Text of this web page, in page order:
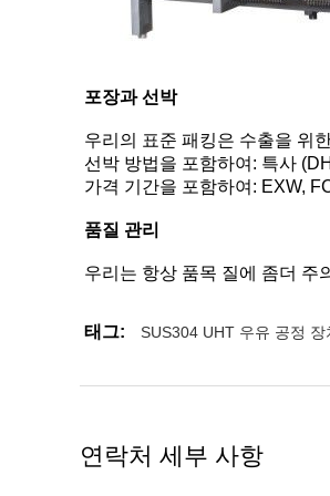
포장과 선박
우리의 표준 패킹은 수출을 위
선박 방법을 포함하여: 특사
가격 기간을 포함하여: EXW,
품질 관리
우리는 항상 품목 질에 좀더 주
태그: SUS304 UHT 우유 공정 장
연락처 세부 사항